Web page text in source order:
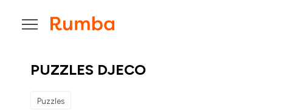

PUZZLES DJECO
Puzzles